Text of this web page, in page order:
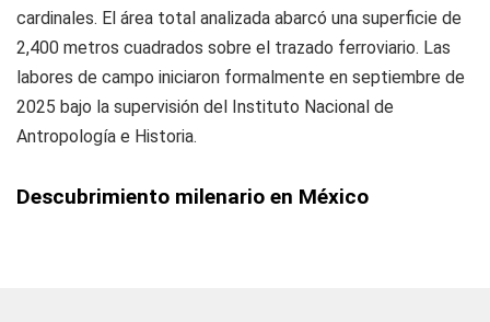
cardinales. El área total analizada abarcó una superficie de
2,400 metros cuadrados sobre el trazado ferroviario. Las
labores de campo iniciaron formalmente en septiembre de
2025 bajo la supervisión del Instituto Nacional de
Antropología e Historia.
Descubrimiento milenario en México